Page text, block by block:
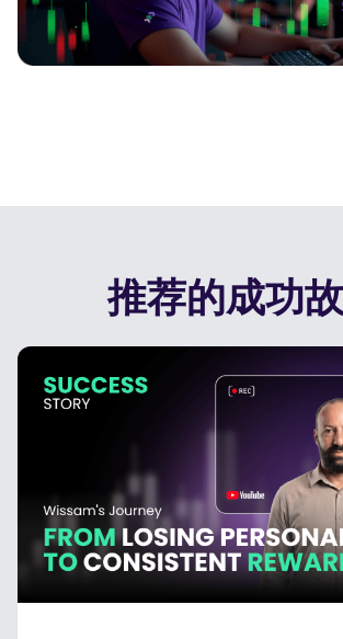
交易工具
全球经济日历
推荐的成功